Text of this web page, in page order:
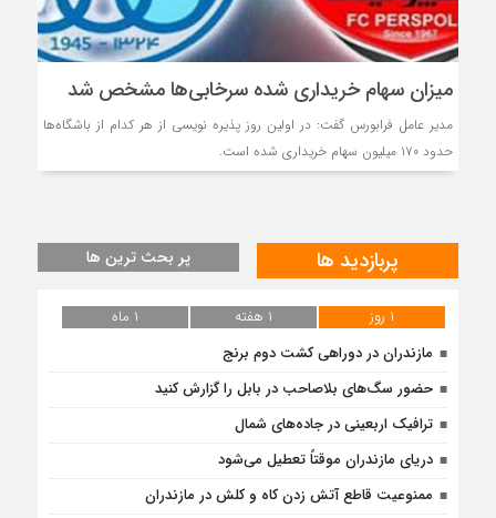
میزان سهام خریداری شده سرخابی‌ها مشخص شد
مدیر عامل فرابورس گفت: در اولین روز پذیره نویسی از هر کدام از باشگاه‌ها
حدود ۱۷۰ میلیون سهام خریداری شده است.
پربازدید ها پر بحث ترین ها
۱ روز ۱ هفته
۱ ماه
مازندران در دوراهی کشت دوم برنج
حضور سگ‌های بلاصاحب در بابل را ‌گزارش کنید
ترافیک اربعینی در جاده‌های شمال
دریای مازندران موقتاً تعطیل می‌شود
ممنوعیت قاطع آتش زدن کاه و کلش در مازندران